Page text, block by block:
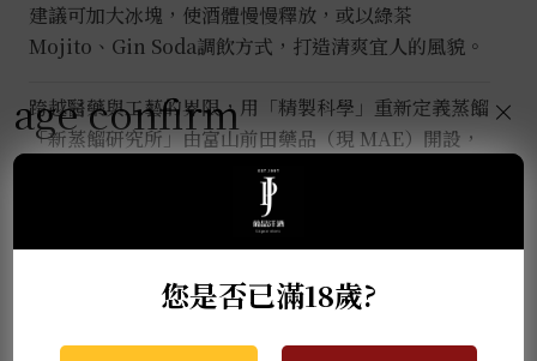
建議可加大冰塊，使酒體慢慢釋放，或以綠茶
Mojito、Gin Soda調飲方式，打造清爽宜人的風貌。
跨越醫藥與工藝的界限，用「精製科學」重新定義蒸餾
「新蒸餾研究所」由富山前田藥品（現 MAE）開設，
秉持「分離、理解、共有」的精神，將精準的製藥工藝
延伸至精油與蒸餾酒研發。這不僅是一座工廠，更是將
富山在地資源轉化為嗅覺與味覺藝術的實驗場。
age confirm
您是否已滿18歲?
×